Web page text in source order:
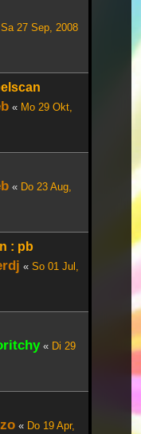
Sa 27 Sep, 2008
« Mo 29 Okt,
« Do 23 Aug,
: pb
« So 01 Jul,
« Di 29
« Do 19 Apr,